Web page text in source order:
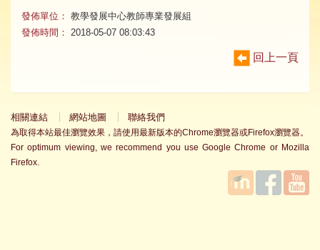
發佈單位： 教學發展中心教師專業發展組
發佈時間：
2018-05-07 08:03:43
回上一頁
相關連結 網站地圖 聯絡我們
為取得本站最佳瀏覽效果，請使用最新版本的Chrome瀏覽器或Firefox瀏覽器。
For optimum viewing, we recommend you use Google Chrome or Mozilla
Firefox.